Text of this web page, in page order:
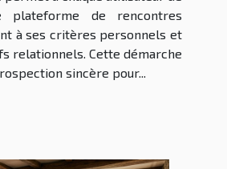
plateforme de rencontres
à ses critères personnels et
relationnels. Cette démarche
sincère pour...